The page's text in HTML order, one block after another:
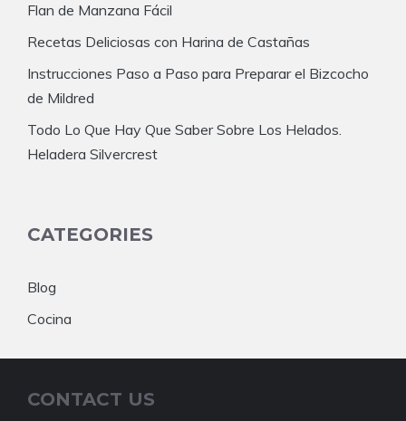
Flan de Manzana Fácil
Recetas Deliciosas con Harina de Castañas
Instrucciones Paso a Paso para Preparar el Bizcocho
de Mildred
Todo Lo Que Hay Que Saber Sobre Los Helados.
Heladera Silvercrest
CATEGORIES
Blog
Cocina
CONTACT US